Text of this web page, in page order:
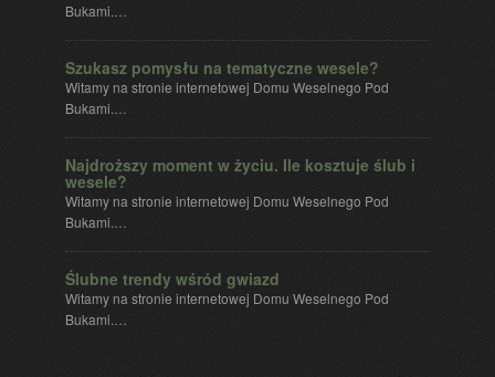
Bukami.…
Szukasz pomysłu na tematyczne wesele?
Witamy na stronie internetowej Domu Weselnego Pod
Bukami.…
Najdroższy moment w życiu. Ile kosztuje ślub i
wesele?
Witamy na stronie internetowej Domu Weselnego Pod
Bukami.…
Ślubne trendy wśród gwiazd
Witamy na stronie internetowej Domu Weselnego Pod
Bukami.…